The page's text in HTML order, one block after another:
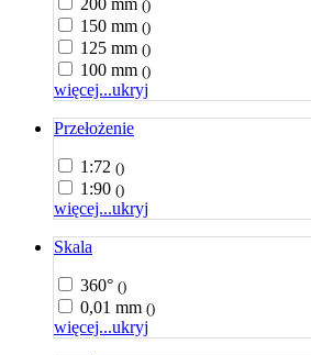
200 mm ()
150 mm ()
125 mm ()
100 mm ()
więcej...ukryj
Przełożenie
1:72 ()
1:90 ()
więcej...ukryj
Skala
360° ()
0,01 mm ()
więcej...ukryj